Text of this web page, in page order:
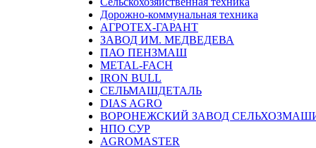
Дорожно-коммунальная техника
АГРОТЕХ-ГАРАНТ
ЗАВОД ИМ. МЕДВЕДЕВА
ПАО ПЕНЗМАШ
METAL-FACH
IRON BULL
СЕЛЬМАШДЕТАЛЬ
DIAS AGRO
ВОРОНЕЖСКИЙ ЗАВОД
НПО СУР
AGROMASTER